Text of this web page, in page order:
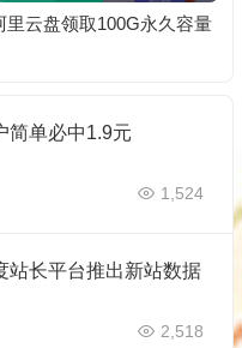
里云盘领取100G永久容量
简单必中1.9元
1,524
站长平台推出新站数据
2,518